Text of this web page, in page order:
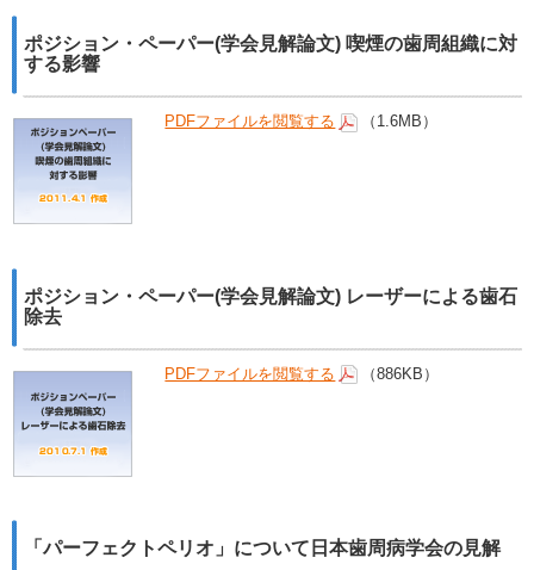
ポジション・ペーパー(学会見解論文) 喫煙の歯周組織に対
する影響
PDFファイルを閲覧する （1.6MB）
ポジション・ペーパー(学会見解論文) レーザーによる歯石
除去
PDFファイルを閲覧する （886KB）
「パーフェクトペリオ」について日本歯周病学会の見解